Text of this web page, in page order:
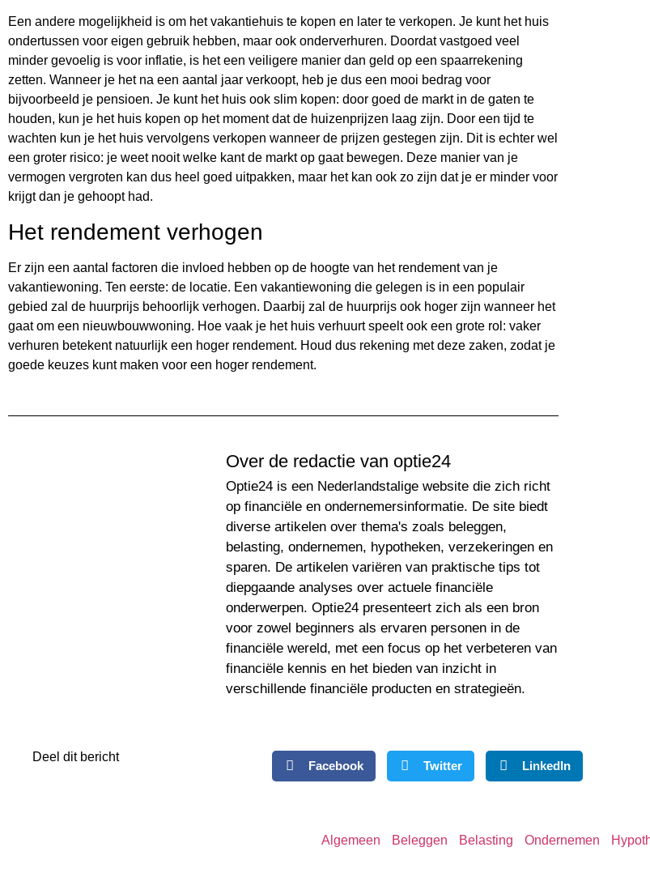
Een andere mogelijkheid is om het vakantiehuis te kopen en later te verkopen. Je kunt het huis
ondertussen voor eigen gebruik hebben, maar ook onderverhuren. Doordat vastgoed veel
minder gevoelig is voor inflatie, is het een veiligere manier dan geld op een spaarrekening
zetten. Wanneer je het na een aantal jaar verkoopt, heb je dus een mooi bedrag voor
bijvoorbeeld je pensioen. Je kunt het huis ook slim kopen: door goed de markt in de gaten te
houden, kun je het huis kopen op het moment dat de huizenprijzen laag zijn. Door een tijd te
wachten kun je het huis vervolgens verkopen wanneer de prijzen gestegen zijn. Dit is echter wel
een groter risico: je weet nooit welke kant de markt op gaat bewegen. Deze manier van je
vermogen vergroten kan dus heel goed uitpakken, maar het kan ook zo zijn dat je er minder voor
krijgt dan je gehoopt had.
Het rendement verhogen
Er zijn een aantal factoren die invloed hebben op de hoogte van het rendement van je
vakantiewoning. Ten eerste: de locatie. Een vakantiewoning die gelegen is in een populair
gebied zal de huurprijs behoorlijk verhogen. Daarbij zal de huurprijs ook hoger zijn wanneer het
gaat om een nieuwbouwwoning. Hoe vaak je het huis verhuurt speelt ook een grote rol: vaker
verhuren betekent natuurlijk een hoger rendement. Houd dus rekening met deze zaken, zodat je
goede keuzes kunt maken voor een hoger rendement.
Over de redactie van optie24
Optie24 is een Nederlandstalige website die zich richt
op financiële en ondernemersinformatie. De site biedt
diverse artikelen over thema's zoals beleggen,
belasting, ondernemen, hypotheken, verzekeringen en
sparen. De artikelen variëren van praktische tips tot
diepgaande analyses over actuele financiële
onderwerpen. Optie24 presenteert zich als een bron
voor zowel beginners als ervaren personen in de
financiële wereld, met een focus op het verbeteren van
financiële kennis en het bieden van inzicht in
verschillende financiële producten en strategieën.
Deel dit bericht
Facebook Twitter LinkedIn
Algemeen Beleggen Belasting Ondernemen